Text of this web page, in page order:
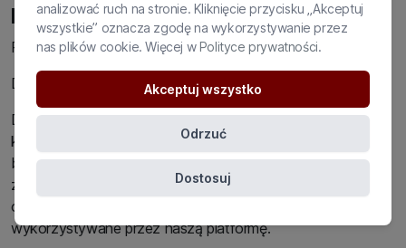
Polityka prywatności
Polityka prywatności Platformy https://www.dialoteka.pl/
Drogi użytkowniku!
Dbamy o Twoją prywatność i chcemy, abyś w czasie
korzystania z naszych usług czuł się komfortowo i
bezpiecznie. Poniżej znajdziesz najważniejsze informacje o
zasadach przetwarzania przez nas Twoich danych
osobowych oraz plikach cookies, które są
wykorzystywane przez naszą platformę.
analizować ruch na stronie. Kliknięcie przycisku „Akceptuj
wszystkie” oznacza zgodę na wykorzystywanie przez
nas plików cookie. Więcej wPolityce prywatności.
Akceptuj wszystko
Odrzuć
Dostosuj